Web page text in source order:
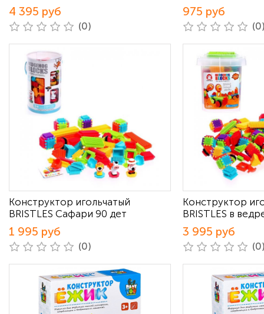
4 395 руб
(0)
975 руб
Конструктор игольчатый
BRISTLES Сафари 90 дет
1 995 руб
(0)
Конструктор
BRISTLES в
3 995 руб